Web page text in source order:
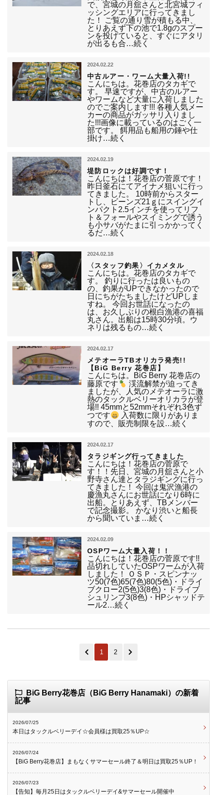
で、宮城の月舘さんと北宮城フィ
ッシングエリアに行ってきまし
た！ ご覧の通り雪が積もる中、
とりあえず下の池で1.8gのスプー
ンを投げていると、すぐにアタリ
が出るも合…続く
2024.02.22
中古ルアー・ワーム大量入荷!!
こんにちは。花巻店のタカギで
す。 早速ですが、中古のルアー
やワームなど大量に入荷しました
のでご案内します!!! 各種人気メー
カーの商品がガッサリ入りまし
た!!!画像に載っているのはごく一
部です。 餌用品も船用の錘や仕
掛け…続く
2024.02.19
堤防ロックは好調です！
こんにちは！花巻店の菅原です！
昨日釜石にてアイナメ狙いに行っ
てきました。 10時前からスター
トし、ビーンズ21ｇにスイングイ
ンパクト2.5インチを使ってリフ
ト＆フォールやスイミングで誘う
も小サバがたまに引っかかってく
るだ…続く
2024.02.18
〈スタッフ釣果〉イカメタル
こんにちは。花巻店のタカギで
す。 釣りに行ったは良いもの
の、釣果がUPできなかったので
日にちがたちましたけどUPしま
すね。 今回お世話になったの
は、お久しぶりの根白漁港の喜福
丸さん。出船は15時30分頃。ウ
ネリは残るもの…続く
2024.02.17
メテオーラTBオリカラ発売!!
【BiG Berry 花巻店】
こんにちは。BiG Berry 花巻店の
藤原です
渓流解禁が迫ってき
ましたが、人気のメテオーラに激
熱のタックルベリーオリカラが登
場!! 45mmと52mmそれぞれ3色ず
つです
入荷数に限りがありま
すので、販売制限を設…続く
2024.02.17
タラジギング行ってきました
こんにちは！花巻店の菅原で
す！！先日、宮城の月舘さんと小
野寺さん達とタラジギングに行っ
てきました！ 今回は鬼沢漁港の
慶漁丸さんにお世話になり6時に
出船。とりあえず、TBメンバー
で記念撮影。 かなり渋いと船長
から聞いていま…続く
2024.02.09
OSPワーム大量入荷！！
こんにちは！花巻店の菅原です!!
品切れしていたOSPワームが入荷
しました！ ＯＳＰ・スピンナッ
ツ50(7色)65(7色)80(5色)・ドライ
ブクロー2(5色)3(8色)・ドライブ
シュリンプ3(8色)・HPシャッドテ
ール2…続く
1 2
BiG Berry花巻店（BiG Berry Hanamaki）の新着
記事
2026/07/25
本日はタックルベリーデイ☆会員様は買取25％UP☆
2026/07/24
【BiG Berry花巻店】まもなくサマーセール終了＆明日は買取25％UP！
2026/07/23
【告知】毎月25日はタックルベリーデイ&サマーセール開催中